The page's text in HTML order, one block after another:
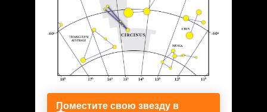
Поместите свою звезду в